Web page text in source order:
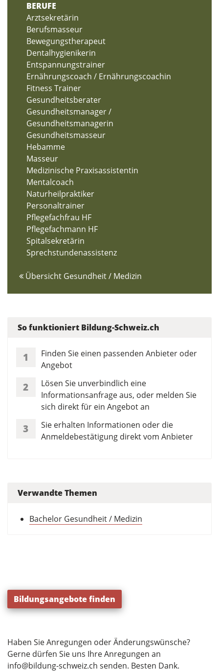
BERUFE
Arztsekretärin
Berufsmasseur
Bewegungstherapeut
Dentalhygienikerin
Entspannungstrainer
Ernährungscoach / Ernährungscoachin
Fitness Trainer
Gesundheitsberater
Gesundheitsmanager /
Gesundheitsmanagerin
Gesundheitsmasseur
Hebamme
Masseur
Medizinische Praxisassistentin
Mentalcoach
Naturheilpraktiker
Personaltrainer
Pflegefachfrau HF
Pflegefachmann HF
Spitalsekretärin
Sprechstundenassistenz
Übersicht Gesundheit / Medizin
So funktioniert Bildung-Schweiz.ch
1
Finden Sie einen passenden Anbieter oder
Angebot
2
Lösen Sie unverbindlich eine
Informationsanfrage aus, oder melden Sie
sich direkt für ein Angebot an
3
Sie erhalten Informationen oder die
Anmeldebestätigung direkt vom Anbieter
Verwandte Themen
Bachelor Gesundheit / Medizin
Bildungsangebote finden
Haben Sie Anregungen oder Änderungswünsche?
Gerne dürfen Sie uns Ihre Anregungen an
info@bildung-schweiz.ch senden. Besten Dank.